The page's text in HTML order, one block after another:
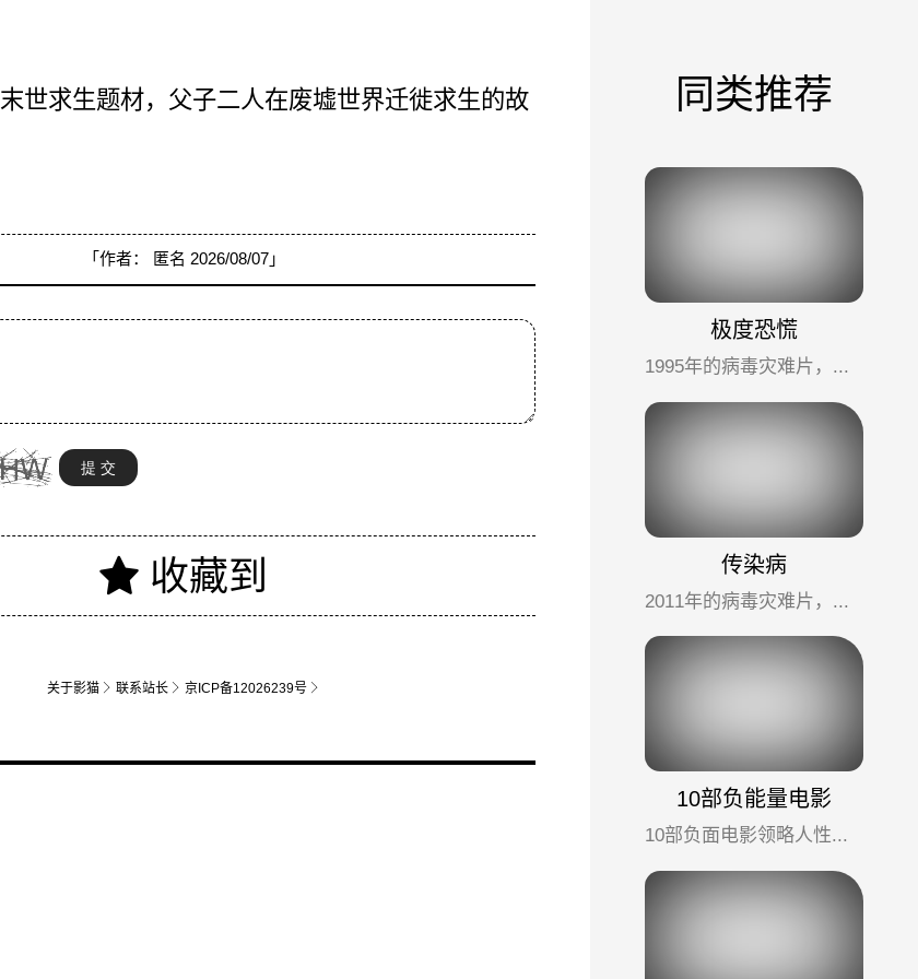
末世求生题材，父子二人在废墟世界迁徙求生的故
「作者： 匿名 2026/08/07」
关于影猫 联系站长 京ICP备12026239号
同类推荐
极度恐慌
传染病
10部负能量电影